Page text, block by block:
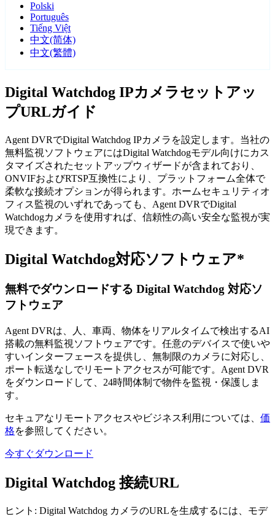
Polski
Português
Tiếng Việt
中文(简体)
中文(繁體)
Digital Watchdog IPカメラセットアッ
プURLガイド
Agent DVRでDigital Watchdog IPカメラを設定します。当社の
無料監視ソフトウェアにはDigital Watchdogモデル向けにカス
タマイズされたセットアップウィザードが含まれており、
ONVIFおよびRTSP互換性により、プラットフォーム全体で
柔軟な接続オプションが得られます。ホームセキュリティオ
フィス監視のいずれであっても、Agent DVRでDigital
Watchdogカメラを使用すれば、信頼性の高い安全な監視が実
現できます。
Digital Watchdog対応ソフトウェア*
無料でダウンロードする Digital Watchdog 対応ソ
フトウェア
Agent DVRは、人、車両、物体をリアルタイムで検出するAI
搭載の無料監視ソフトウェアです。任意のデバイスで使いや
すいインターフェースを提供し、無制限のカメラに対応し、
ポート転送なしでリモートアクセスが可能です。Agent DVR
をダウンロードして、24時間体制で物件を監視・保護しま
す。
セキュアなリモートアクセスやビジネス利用については、 価
格を参照してください。
今すぐダウンロード
Digital Watchdog 接続URL
ヒント: Digital Watchdog カメラのURLを生成するには、モデ